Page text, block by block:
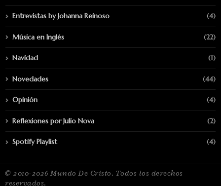
Entrevistas by Johanna Reinoso (4)
Música en Inglés (22)
Navidad (1)
Novedades (44)
Opinión (4)
Reflexiones por Julio Nova (2)
Spotify Playlist (4)
© 2010-2026 Mundo De Cristo. Todos los derechos
reservados.